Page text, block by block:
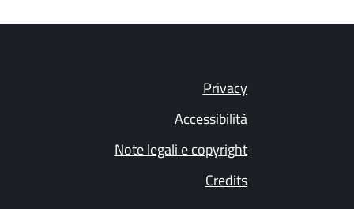
Privacy
Accessibilità
Note legali e copyright
Credits